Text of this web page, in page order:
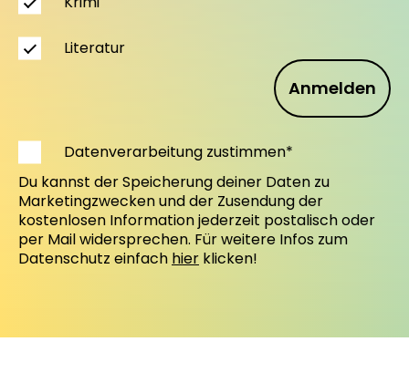
Anmelden
Literatur
Datenverarbeitung zustimmen*
Du kannst der Speicherung deiner Daten zu
Marketingzwecken und der Zusendung der
kostenlosen Information jederzeit postalisch oder
per Mail widersprechen. Für weitere Infos zum
Datenschutz einfach hier klicken!